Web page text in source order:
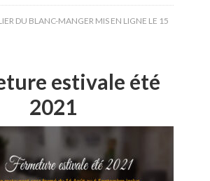
DU BLANC-MANGER MIS EN LIGNE LE 15
estivale été
2021